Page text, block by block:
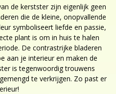
de kerstster zijn eigenlijk geen
die de kleine, onopvallende
symboliseert liefde en passie,
plant is om in huis te halen
De contrastrijke bladeren
aan je interieur en maken de
is tegenwoordig trouwens
te verkrijgen. Zo past er